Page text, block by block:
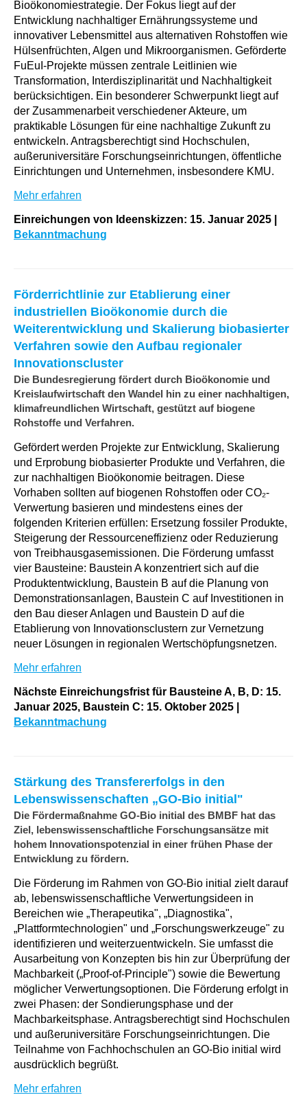
Bioökonomiestrategie. Der Fokus liegt auf der
Entwicklung nachhaltiger Ernährungssysteme und
innovativer Lebensmittel aus alternativen Rohstoffen wie
Hülsenfrüchten, Algen und Mikroorganismen. Geförderte
FuEuI-Projekte müssen zentrale Leitlinien wie
Transformation, Interdisziplinarität und Nachhaltigkeit
berücksichtigen. Ein besonderer Schwerpunkt liegt auf
der Zusammenarbeit verschiedener Akteure, um
praktikable Lösungen für eine nachhaltige Zukunft zu
entwickeln. Antragsberechtigt sind Hochschulen,
außeruniversitäre Forschungseinrichtungen, öffentliche
Einrichtungen und Unternehmen, insbesondere KMU.
Mehr erfahren
Einreichungen von Ideenskizzen: 15. Januar 2025 |
Bekanntmachung
Förderrichtlinie zur Etablierung einer
industriellen Bioökonomie durch die
Weiterentwicklung und Skalierung biobasierter
Verfahren sowie den Aufbau regionaler
Innovationscluster
Die Bundesregierung fördert durch Bioökonomie und
Kreislaufwirtschaft den Wandel hin zu einer nachhaltigen,
klimafreundlichen Wirtschaft, gestützt auf biogene
Rohstoffe und Verfahren.
Gefördert werden Projekte zur Entwicklung, Skalierung
und Erprobung biobasierter Produkte und Verfahren, die
zur nachhaltigen Bioökonomie beitragen. Diese
Vorhaben sollten auf biogenen Rohstoffen oder CO₂-
Verwertung basieren und mindestens eines der
folgenden Kriterien erfüllen: Ersetzung fossiler Produkte,
Steigerung der Ressourceneffizienz oder Reduzierung
von Treibhausgasemissionen. Die Förderung umfasst
vier Bausteine: Baustein A konzentriert sich auf die
Produktentwicklung, Baustein B auf die Planung von
Demonstrationsanlagen, Baustein C auf Investitionen in
den Bau dieser Anlagen und Baustein D auf die
Etablierung von Innovationsclustern zur Vernetzung
neuer Lösungen in regionalen Wertschöpfungsnetzen.
Mehr erfahren
Nächste Einreichungsfrist für Bausteine A, B, D: 15.
Januar 2025, Baustein C: 15. Oktober 2025 |
Bekanntmachung
Stärkung des Transfererfolgs in den
Lebenswissenschaften „GO-Bio initial"
Die Fördermaßnahme GO-Bio initial des BMBF hat das
Ziel, lebenswissenschaftliche Forschungsansätze mit
hohem Innovationspotenzial in einer frühen Phase der
Entwicklung zu fördern.
Die Förderung im Rahmen von GO-Bio initial zielt darauf
ab, lebenswissenschaftliche Verwertungsideen in
Bereichen wie „Therapeutika", „Diagnostika",
„Plattformtechnologien" und „Forschungswerkzeuge" zu
identifizieren und weiterzuentwickeln. Sie umfasst die
Ausarbeitung von Konzepten bis hin zur Überprüfung der
Machbarkeit („Proof-of-Principle") sowie die Bewertung
möglicher Verwertungsoptionen. Die Förderung erfolgt in
zwei Phasen: der Sondierungsphase und der
Machbarkeitsphase. Antragsberechtigt sind Hochschulen
und außeruniversitäre Forschungseinrichtungen. Die
Teilnahme von Fachhochschulen an GO-Bio initial wird
ausdrücklich begrüßt.
Mehr erfahren